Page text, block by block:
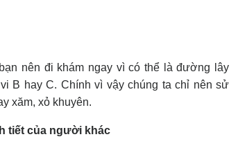
nên đi khám ngay vì có thể là đường lây
B hay C. Chính vì vậy chúng ta chỉ nên sử
xăm, xỏ khuyên.
tiết của người khác